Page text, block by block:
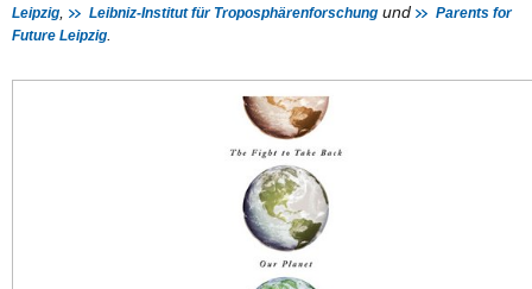
Leipzig
Leibniz-Institut für Troposphärenforschung und
Parents for
Future Leipzig